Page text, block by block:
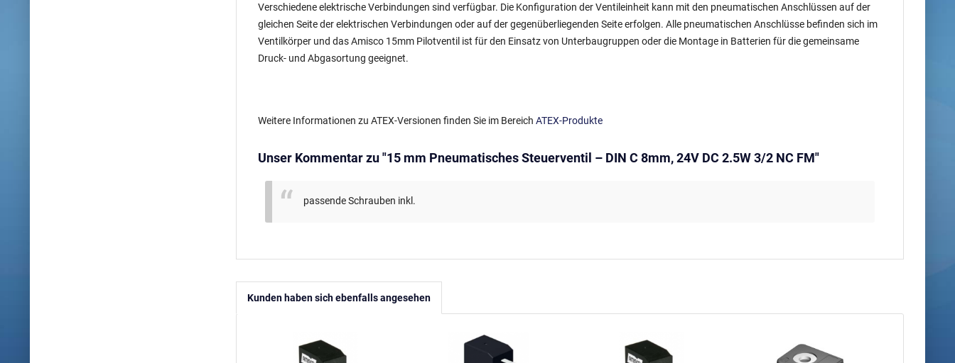
Verschiedene elektrische Verbindungen sind verfügbar. Die Konfiguration der Ventileinheit kann mit den pneumatischen Anschlüssen auf der
gleichen Seite der elektrischen Verbindungen oder auf der gegenüberliegenden Seite erfolgen. Alle pneumatischen Anschlüsse befinden sich im
Ventilkörper und das Amisco 15mm Pilotventil ist für den Einsatz von Unterbaugruppen oder die Montage in Batterien für die gemeinsame
Druck- und Abgasortung geeignet.
Weitere Informationen zu ATEX-Versionen finden Sie im Bereich ATEX-Produkte
Unser Kommentar zu "15 mm Pneumatisches Steuerventil – DIN C 8mm, 24V DC 2.5W 3/2 NC FM"
passende Schrauben inkl.
Kunden haben sich ebenfalls angesehen